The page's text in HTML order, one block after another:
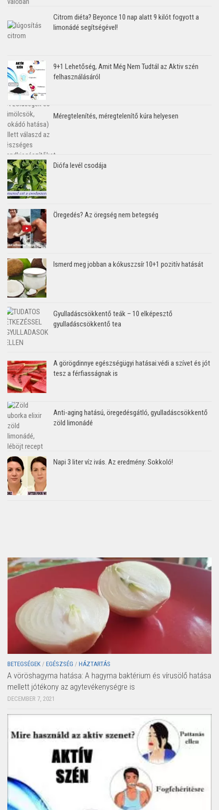
Citrom diéta? Beyonce 10 nap alatt 9 kilót fogyott a
limonádé segítségével!
9+1 Lehetőség, Amit Még Nem Tudtál az Aktiv szén
felhasználásáról
Méregtelenítés, méregtelenítő kúra helyesen
Diófa levél csodája
Öregedés? Az öregség nem betegség
Ismerd meg jobban a kókuszzsír 10+1 pozitív hatását
Gyulladáscsökkentő teák – 10 elképesztő
gyulladáscsökkentő tea
A görögdinnye egészségügyi hatásai:védi a szívet és jót
tesz a férfiasságnak is
Anti-aging hatású, öregedésgátló, gyulladáscsökkentő
zöld limonádé
Napi 3 liter víz ivás. Az eredmény: Sokkoló!
BETEGSÉGEK / EGÉSZSÉG / HÁZTARTÁS
A vöröshagyma hatása: A hagyma baktérium és vírusölő hatása
mellett jótékony az agytevékenységre is
DECEMBER 7, 2021